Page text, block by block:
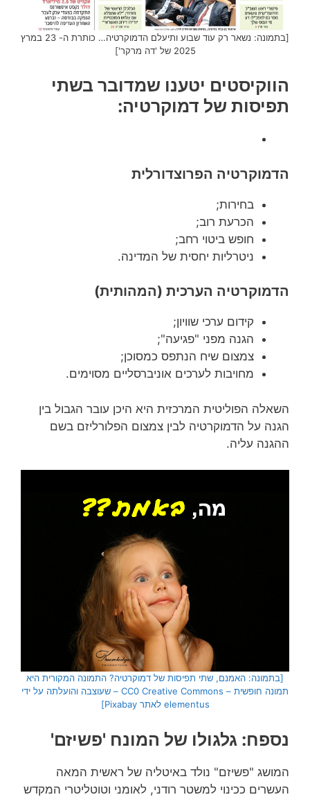
[בתמונה: נשאר רק עוד שבוע ותיעלם הדמוקרטיה… כותרת ה- 23 במרץ
2025 של 'דה מרקר']
הווקיסטים יטענו שמדובר בשתי
תפיסות של דמוקרטיה:
הדמוקרטיה הפרוצדורלית
בחירות;
הכרעת רוב;
חופש ביטוי רחב;
ניטרליות יחסית של המדינה.
הדמוקרטיה הערכית (המהותית)
קידום ערכי שוויון;
הגנה מפני "פגיעה";
צמצום שיח הנתפס כמסוכן;
מחויבות לערכים אוניברסליים מסוימים.
השאלה הפוליטית המרכזית היא היכן עובר הגבול בין
הגנה על הדמוקרטיה לבין צמצום הפלורליזם בשם
ההגנה עליה.
[בתמונה: האמנם, שתי תפיסות של דמוקרטיה? התמונה המקורית היא
תמונה חופשית – CC0 Creative Commons – שעוצבה והועלתה על ידי
elementus לאתר Pixabay]
נספח: גלגולו של המונח 'פשיזם'
המושג "פשיזם" נולד באיטליה של ראשית המאה
העשרים ככינוי למשטר רודני, לאומני וטוטליטרי המקדש